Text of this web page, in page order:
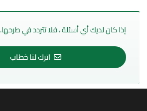
إذا كان لديك أي أسئلة ، فلا تتردد في طرحها.
اترك لنا خطاب